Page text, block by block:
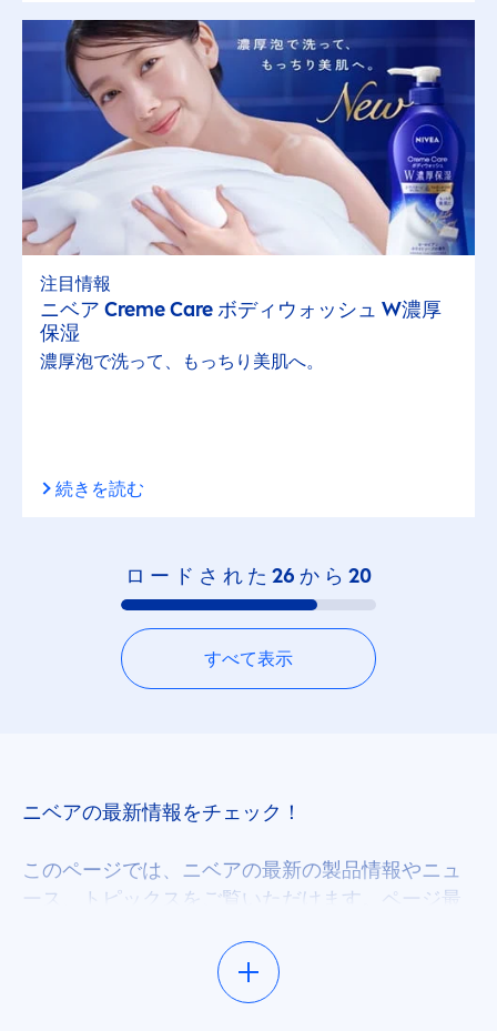
注目情報
ニベア CremeCareボディウォッシュ W濃厚
保湿
濃厚泡で洗って、もっちり美肌へ。
続きを読む
ロ ー ド さ れ た 26 か ら 20
すべて表示
ニベアの最新情報をチェック！
このページでは、ニベアの最新の製品情報やニュ
ース、トピックスをご覧いただけます。ページ最
あなたのスキンケアニーズや好みにあった製品や
スキンケアに関する最新の情報を簡単にお探しい